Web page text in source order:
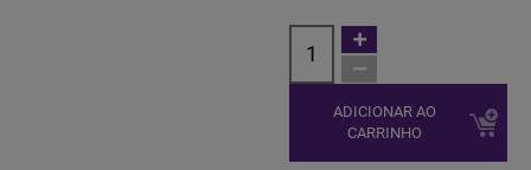
ADICIONAR AO
CARRINHO